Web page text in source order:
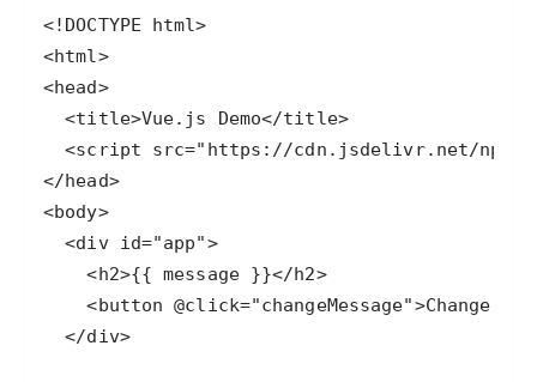
<html>
<head>
  <title>Vue.js Demo</title>
</head>
<body>
  <div id="app">
    <h2>{{ message }}</h2>
  </div>